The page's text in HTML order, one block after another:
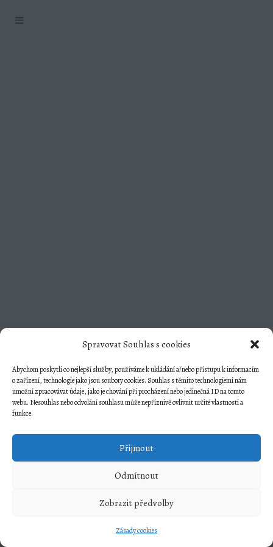
Spravovat Souhlas s cookies
Abychom poskytli co nejlepší služby, používáme k ukládání a/nebo přístupu k informacím
o zařízení, technologie jako jsou soubory cookies. Souhlas s těmito technologiemi nám
umožní zpracovávat údaje, jako je chování při procházení nebo jedinečná ID na tomto
webu. Nesouhlas nebo odvolání souhlasu může nepříznivě ovlivnit určité vlastnosti a
funkce.
Přijmout
Odmítnout
Zobrazit předvolby
Zásady cookies